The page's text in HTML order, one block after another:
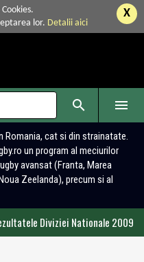
X
lor. Detalii aici
 
Romania, cat si din strainatate.
un program al meciurilor
avansat (Franta, Marea
Zeelanda), precum si al
Diviziei Nationale 2009